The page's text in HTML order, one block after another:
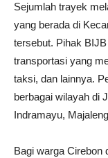
Sejumlah trayek
yang berada di
tersebut. Pihak
transportasi yang
taksi, dan lainnya.
berbagai wilayah di
Indramayu,
Bagi warga Cirebon